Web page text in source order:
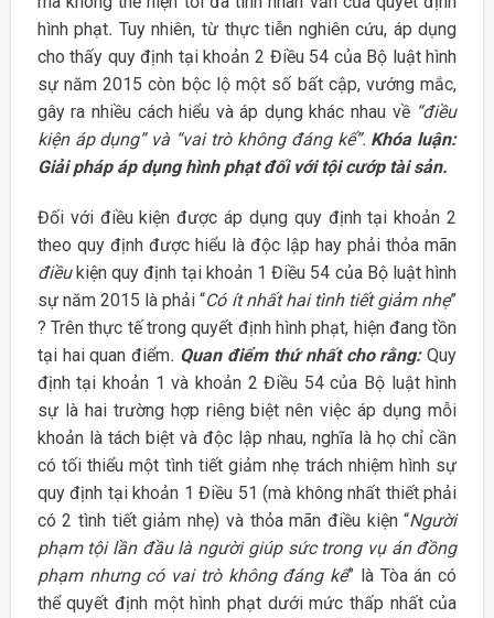
hình phạt. Tuy nhiên, từ thực tiễn nghiên cứu, áp dụng
cho thấy quy định tại khoản 2 Điều 54 của Bộ luật hình
sự năm 2015 còn bộc lộ một số bất cập, vướng mắc,
gây ra nhiều cách hiểu và áp dụng khác nhau về “điều
kiện áp dụng” và “vai trò không đáng kể”. Khóa luận:
Giải pháp áp dụng hình phạt đối với tội cướp tài sản.
Đối với điều kiện được áp dụng quy định tại khoản 2
theo quy định được hiểu là độc lập hay phải thỏa mãn
điềukiện quy định tại khoản 1 Điều 54 của Bộ luật hình
sự năm 2015 là phải “Có ít nhất hai tình tiết giảm nhẹ”
? Trên thực tế trong quyết định hình phạt, hiện đang tồn
tại hai quan điểm. Quan điểm thứ nhất cho rằng:Quy
định tại khoản 1 và khoản 2 Điều 54 của Bộ luật hình
sự là hai trường hợp riêng biệt nên việc áp dụng mỗi
khoản là tách biệt và độc lập nhau, nghĩa là họ chỉ cần
có tối thiểu một tình tiết giảm nhẹ trách nhiệm hình sự
quy định tại khoản 1 Điều 51 (mà không nhất thiết phải
có 2 tình tiết giảm nhẹ) và thỏa mãn điều kiện “Người
phạm tội lần đầu là người giúp sức trong vụ án đồng
phạm nhưng có vai trò không đáng kể” là Tòa án có
thể quyết định một hình phạt dưới mức thấp nhất của